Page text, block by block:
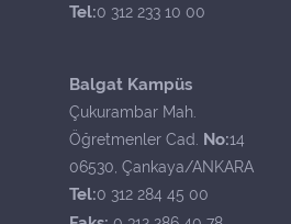
Tel:0 312 233 10 00
Balgat Kampüs
Çukurambar Mah.
Öğretmenler Cad. No:14
06530, Çankaya/ANKARA
Tel:0 312 284 45 00